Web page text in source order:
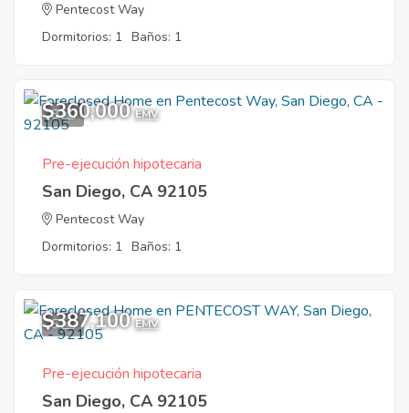
Pentecost Way
Dormitorios: 1 Baños: 1
8
$360,000 EMV
Pre-ejecución hipotecaria
San Diego, CA 92105
Pentecost Way
Dormitorios: 1 Baños: 1
5
$387,100 EMV
Pre-ejecución hipotecaria
San Diego, CA 92105